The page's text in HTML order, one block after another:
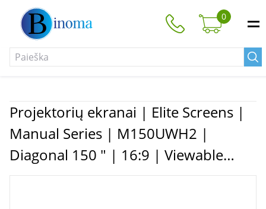
0
Projektorių ekranai | Elite Screens |
Manual Series | M150UWH2 |
Diagonal 150 " | 16:9 | Viewable
screen width (W) 332 cm | Black